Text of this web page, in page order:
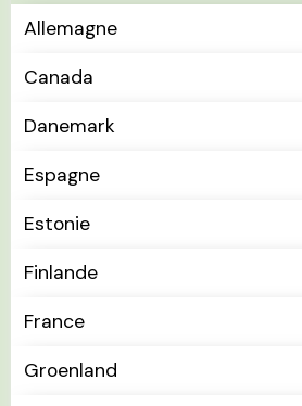
Allemagne
Canada
Danemark
Espagne
Estonie
Finlande
France
Groenland